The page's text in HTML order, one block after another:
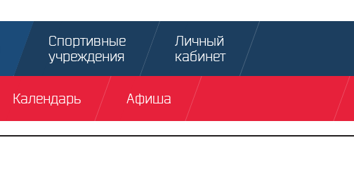
Спортивные
учреждения
Личный
кабинет
Календарь Афиша